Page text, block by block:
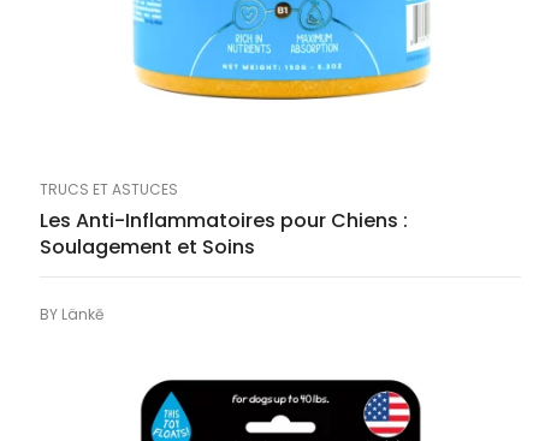
TRUCS ET ASTUCES
Les Anti-Inflammatoires pour Chiens :
Soulagement et Soins
BY Länkē